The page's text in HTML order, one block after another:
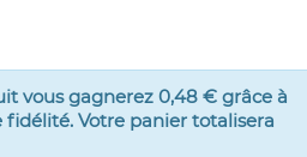
vous gagnerez 0,48 € grâce à
Votre panier totalisera